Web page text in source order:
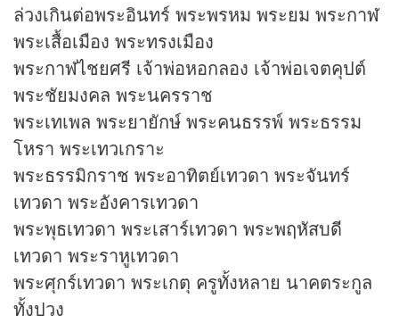
ล่วงเกินต่อพระอินทร์ พระพรหม พระยม พระกาฬ
พระเสื้อเมือง พระทรงเมือง
พระกาฬไชยศรี เจ้าพ่อหอกลอง เจ้าพ่อเจตคุปต์
พระชัยมงคล พระนครราช
พระเทเพล พระยายักษ์ พระคนธรรพ์ พระธรรม
โหรา พระเทวเกราะ
พระธรรมิกราช พระอาทิตย์เทวดา พระจันทร์
เทวดา พระอังคารเทวดา
พระพุธเทวดา พระเสาร์เทวดา พระพฤหัสบดี
เทวดา พระราหูเทวดา
พระศุกร์เทวดา พระเกตุ ครูทั้งหลาย นาคตระกูล
ทั้งปวง